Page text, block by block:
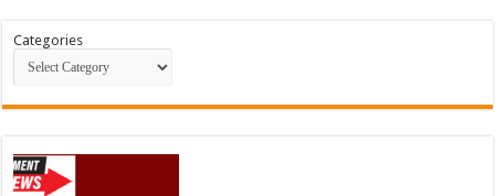
Categories